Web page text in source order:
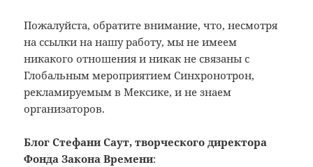
Пожалуйста, обратите внимание, что, несмотря
на ссылки на нашу работу, мы не имеем
никакого отношения и никак не связаны с
Глобальным мероприятием Синхронотрон,
рекламируемым в Мексике, и не знаем
организаторов.
Блог Стефани Саут, творческого директора
Фонда Закона Времени: